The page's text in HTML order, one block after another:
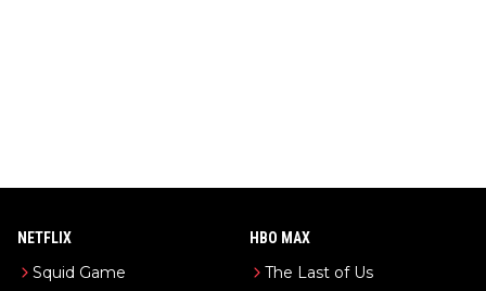
NETFLIX
Squid Game
HBO MAX
The Last of Us